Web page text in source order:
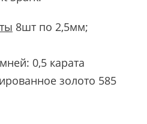
8шт по 2,5мм;
0,5 карата
золото 585